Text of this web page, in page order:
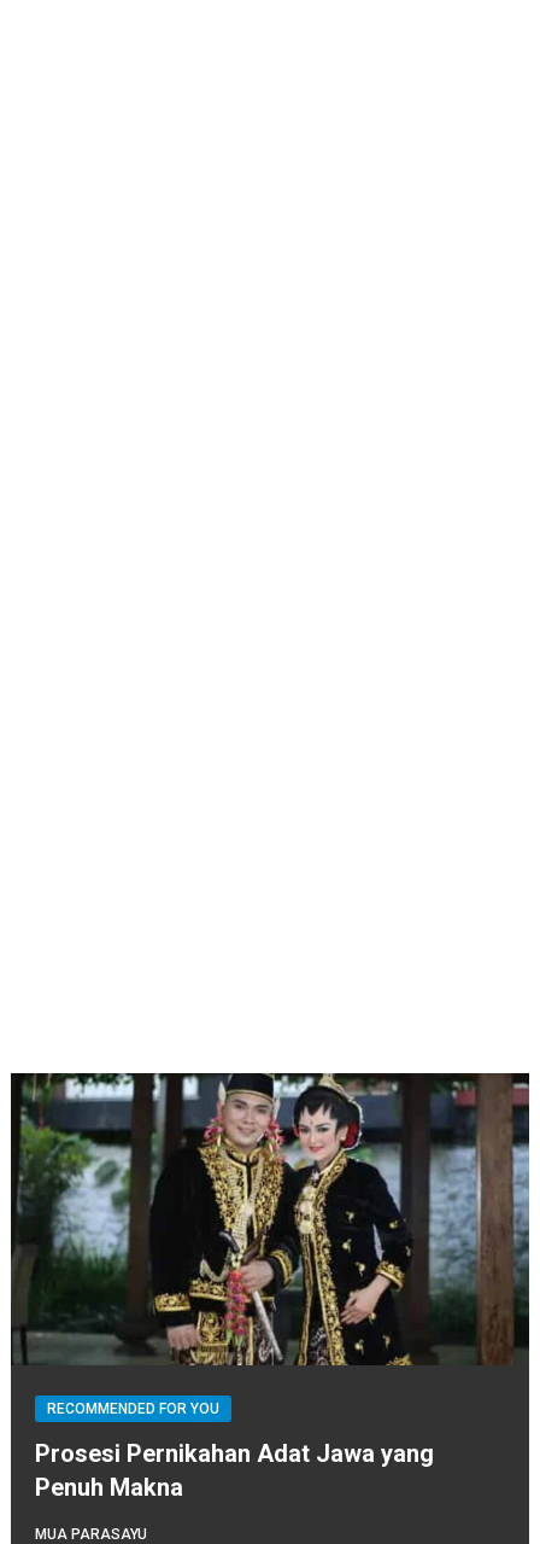
RECOMMENDED FOR YOU
Prosesi Pernikahan Adat Jawa yang
Penuh Makna
MUA PARASAYU